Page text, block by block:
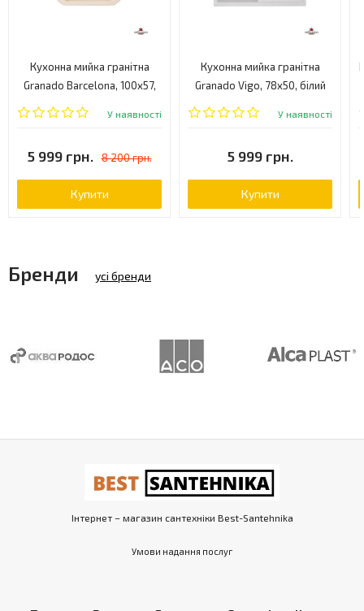
Кухонна мийка гранітна
Granado Barcelona, 100x57,
пісочний (BARCELONA-1104)
У наявності
5 999 грн. 8 200 грн.
Купити
Кухонна мийка гранітна
Granado Vigo, 78x50, білий
(VIGO-1405)
У наявності
5 999 грн.
Купити
Бренди усі бренди
Інтернет – магазин сантехніки Best-Santehnika
Умови надання послуг